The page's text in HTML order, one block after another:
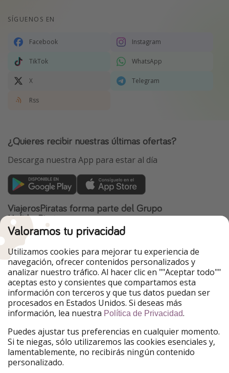
SÍGUENOS EN
Facebook Instagram
TikTok WhatsApp
X Telegram
Rss
¿Quieres recibir nuestras últimas ofertas?
Descarga nuestra App para estar al día
ViajerosPiratas forma parte del Grupo
HolidayPirates
Nuestros mercados
PiratinViaggio
HolidayPirates
VakantiePiraten
WakacyjniPiraci
VoyagesPirates
Ferienpiraten
Urlaubspiraten
Urlaubspiraten
TravelPirates
Nuestro grupo
HolidayPirates Group
Conócenos mejor
Sobre ViajerosPiratas
Información legal
Valoramos tu privacidad
Utilizamos cookies para mejorar tu experiencia de
navegación, ofrecer contenidos personalizados y
analizar nuestro tráfico. Al hacer clic en ""Aceptar todo""
aceptas esto y consientes que compartamos esta
información con terceros y que tus datos puedan ser
procesados en Estados Unidos. Si deseas más
información, lea nuestra Política de Privacidad.
Puedes ajustar tus preferencias en cualquier momento.
Si te niegas, sólo utilizaremos las cookies esenciales y,
lamentablemente, no recibirás ningún contenido
personalizado.